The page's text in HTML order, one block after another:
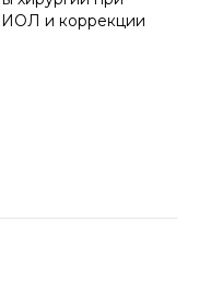
ИОЛ и коррекции